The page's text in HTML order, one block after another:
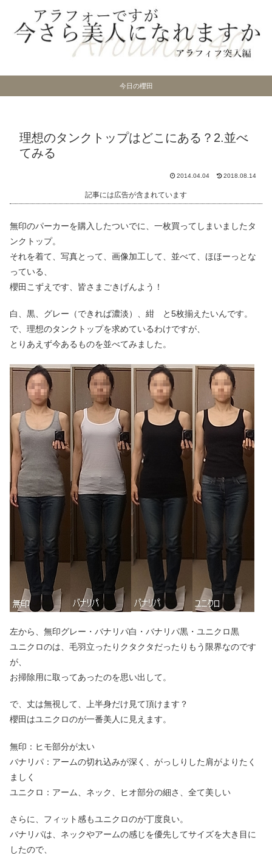
今日の櫻田
理想のタンクトップはどこにある？2.並べ
てみる
2014.04.04 2018.08.14
記事には広告が含まれています
無印のパーカーを購入したついでに、一枚買ってしまいましたタ
ンクトップ。
それを着て、写真とって、画像加工して、並べて、ほほーっとな
っている、
櫻田こずえです、皆さまごきげんよう！
白、黒、グレー（できれば濃淡）、紺 と5枚揃えたいんです。
で、理想のタンクトップを求めているわけですが、
とりあえず今あるものを並べてみました。
左から、無印グレー・バナリパ白・バナリパ黒・ユニクロ黒
ユニクロのは、毛羽立ったりクタクタだったりもう限界なのです
が、
お掃除用に取ってあったのを思い出して。
で、丈は無視して、上半身だけ見て頂けます？
櫻田はユニクロのが一番美人に見えます。
無印：ヒモ部分が太い
バナリパ：アームの切れ込みが深く、がっしりした肩がよりたく
ましく
ユニクロ：アーム、ネック、ヒオ部分の細さ、全て美しい
さらに、フィット感もユニクロのが丁度良い。
バナリパは、ネックやアームの感じを優先してサイズを大き目に
したので、